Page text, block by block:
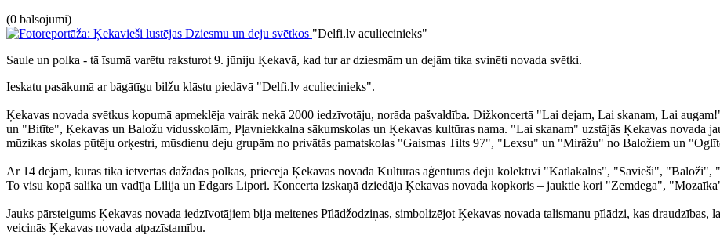
(0 balsojumi)
"Delfi.lv aculiecinieks"
Saule un polka - tā īsumā varētu raksturot 9. jūniju Ķekavā, kad tur ar dziesmām un dejām tika svinēti novada svētki.
Ieskatu pasākumā ar bāgātīgu bilžu klāstu piedāvā "Delfi.lv aculiecinieks".
Ķekavas novada svētkus kopumā apmeklēja vairāk nekā 2000 iedzīvotāju, norāda pašvaldība. Dižkoncertā "Lai dejam, Lai skanam, Lai
un "Bitīte", Ķekavas un Baložu vidusskolām, Pļavniekkalna sākumskolas un Ķekavas kultūras nama. "Lai skanam" uzstājās Ķekavas novada
mūzikas skolas pūtēju orķestri, mūsdienu deju grupām no privātās pamatskolas "Gaismas Tilts 97", "Lexsu" un "Mirāžu" no Baložiem un
Ar 14 dejām, kurās tika ietvertas dažādas polkas, priecēja Ķekavas novada Kultūras aģentūras deju kolektīvi "Katlakalns", "Savieši",
To visu kopā salika un vadīja Lilija un Edgars Lipori. Koncerta izskaņā dziedāja Ķekavas novada kopkoris – jauktie kori "Zemdega",
Jauks pārsteigums Ķekavas novada iedzīvotājiem bija meitenes Pīlādžodziņas, simbolizējot Ķekavas novada talismanu pīlādzi, kas
veicinās Ķekavas novada atpazīstamību.